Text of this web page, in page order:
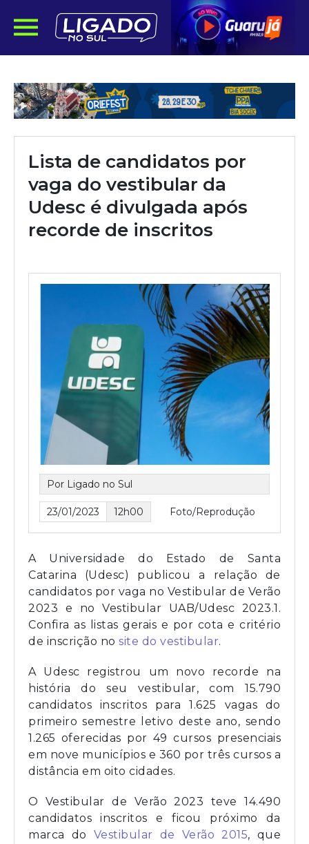
Lista de candidatos por
vaga do vestibular da
Udesc é divulgada após
recorde de inscritos
Por Ligado no Sul
23/01/2023 12h00 Foto/Reprodução
A Universidade do Estado de Santa
Catarina (Udesc) publicou a relação de
candidatos por vaga no Vestibular de Verão
2023 e no Vestibular UAB/Udesc 2023.1.
Confira as listas gerais e por cota e critério
de inscrição no site do vestibular.
A Udesc registrou um novo recorde na
história do seu vestibular, com 15.790
candidatos inscritos para 1.625 vagas do
primeiro semestre letivo deste ano, sendo
1.265 oferecidas por 49 cursos presenciais
em nove municípios e 360 por três cursos a
distância em oito cidades.
O Vestibular de Verão 2023 teve 14.490
candidatos inscritos e ficou próximo da
marca do Vestibular de Verão 2015, que